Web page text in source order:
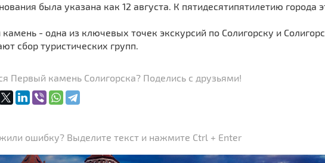
была указана как 12 августа. К пятидесятипятилетию города
- одна из ключевых точек экскурсий по Солигорску и
сбор туристических групп.
Первый камень Солигорска? Поделись с друзьями!
ошибку? Выделите текст и нажмите Ctrl + Enter